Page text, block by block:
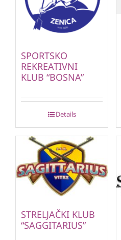
SPORTSKO
REKREATIVNI
KLUB “BOSNA”
Details
STRELJAČKI KLUB
“SAGGITARIUS”